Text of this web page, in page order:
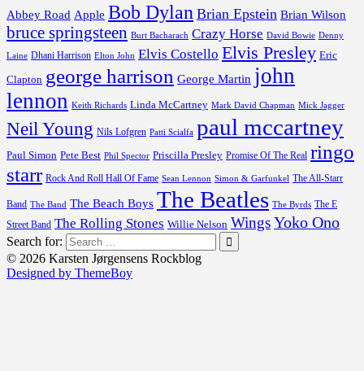
Abbey Road Apple Bob Dylan Brian Epstein Brian Wilson
bruce springsteen Burt Bacharach Crazy Horse David Bowie Denny
Laine Dhani Harrison Elton John Elvis Costello Elvis Presley Eric
Clapton george harrison George Martin john
lennon Keith Richards Linda McCartney Mark David Chapman Mick Jagger
Neil Young Nils Lofgren Patti Scialfa paul mccartney
Paul Simon Pete Best Phil Spector Priscilla Presley Promise Of The Real ringo
starr Rock And Roll Hall Of Fame Sean Lennon Simon & Garfunkel The All-Starr
Band The Band The Beach Boys The Beatles The Byrds The E
Street Band The Rolling Stones Willie Nelson WingsYoko Ono
Search for:
© 2026 Karsten Jørgensens Rockblog
Designed by ThemeBoy